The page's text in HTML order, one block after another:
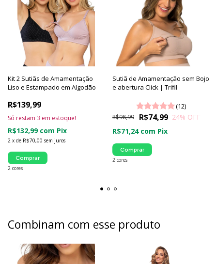
Kit 2 Sutiãs de Amamentação
Liso e Estampado em Algodão
R$139,99
2 x de R$70,00 sem juros
R$132,99 com Pix
Só restam 3 em estoque!
2 cores
Comprar
Sutiã de Amamentação sem Bojo
e abertura Click | Trifil
(12)
R$74,99
R$98,99 24% OFF
R$71,24 com Pix
2 cores
Comprar
Combinam com esse produto